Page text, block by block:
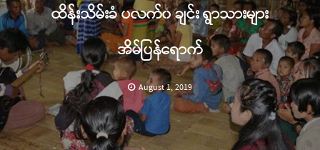
ထိန်းသိမ်းခံ ပလက်၀ ချင်း ရွာသားများ
အိမ်ပြန်ရောက်
August 1, 2019